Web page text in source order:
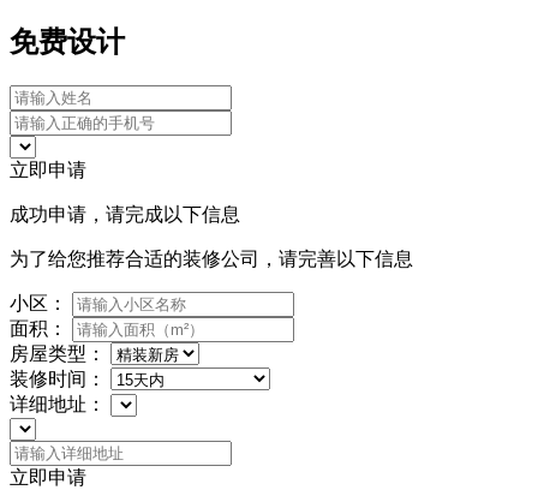
免费设计
立即申请
成功申请，请完成以下信息
为了给您推荐合适的装修公司，请完善以下信息
小区：
面积：
房屋类型：
装修时间：
详细地址：
立即申请